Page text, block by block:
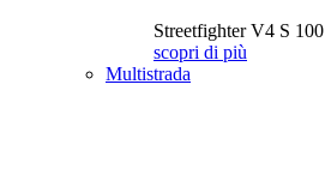
Streetfighter V4 S 100
scopri di più
Multistrada